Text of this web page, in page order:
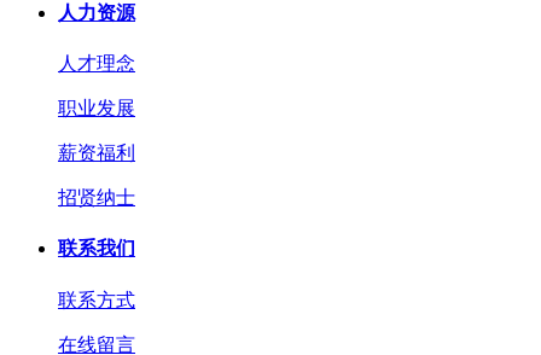
人力资源
人才理念
职业发展
薪资福利
招贤纳士
联系我们
联系方式
在线留言